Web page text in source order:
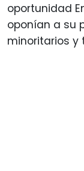
oportunidad
oponían a su
minoritarios y